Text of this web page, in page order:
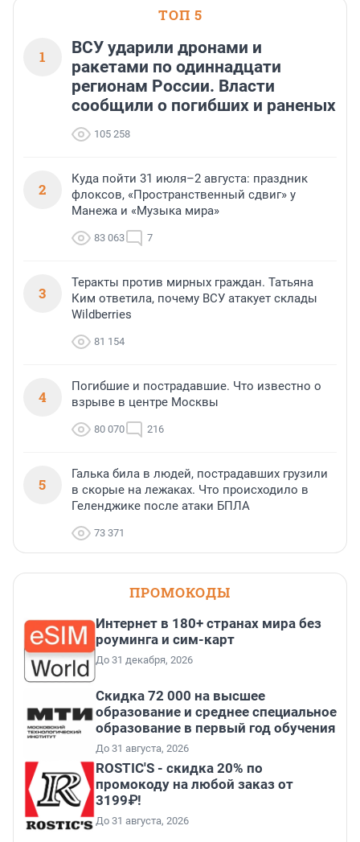
ТОП 5
1
ВСУ ударили дронами и
ракетами по одиннадцати
регионам России. Власти
сообщили о погибших и раненых
105 258
2
Куда пойти 31 июля–2 августа: праздник
флоксов, «Пространственный сдвиг» у
Манежа и «Музыка мира»
83 063 7
3
Теракты против мирных граждан. Татьяна
Ким ответила, почему ВСУ атакует склады
Wildberries
81 154
4
Погибшие и пострадавшие. Что известно о
взрыве в центре Москвы
80 070 216
5
Галька била в людей, пострадавших грузили
в скорые на лежаках. Что происходило в
Геленджике после атаки БПЛА
73 371
ПРОМОКОДЫ
Интернет в 180+ странах мира без
роуминга и сим-карт
До 31 декабря, 2026
Скидка 72 000 на высшее
образование и среднее специальное
образование в первый год обучения
До 31 августа, 2026
ROSTIC'S - скидка 20% по
промокоду на любой заказ от
3199₽!
До 31 августа, 2026